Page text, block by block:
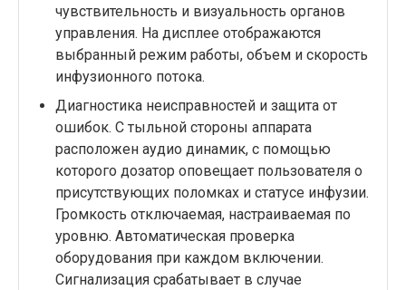
чувствительность и визуальность органов
управления. На дисплее отображаются
выбранный режим работы, объем и скорость
инфузионного потока.
Диагностика неисправностей и защита от
ошибок. С тыльной стороны аппарата
расположен аудио динамик, с помощью
которого дозатор оповещает пользователя о
присутствующих поломках и статусе инфузии.
Громкость отключаемая, настраиваемая по
уровню. Автоматическая проверка
оборудования при каждом включении.
Сигнализация срабатывает в случае